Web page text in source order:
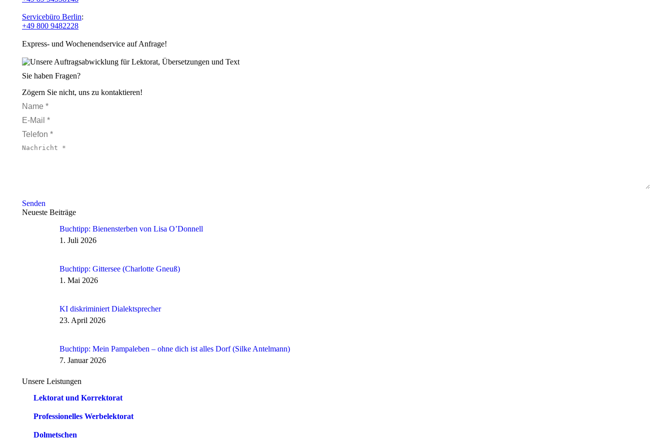
Servicebüro Berlin:
+49 800 9482228
Express- und Wochenendservice auf Anfrage!
Sie haben Fragen?
Zögern Sie nicht, uns zu kontaktieren!
Name *
E-Mail *
Telefon *
Nachricht *
Senden
Neueste Beiträge
Buchtipp: Bienensterben von Lisa O’Donnell
1. Juli 2026
Buchtipp: Gittersee (Charlotte Gneuß)
1. Mai 2026
KI diskriminiert Dialektsprecher
23. April 2026
Buchtipp: Mein Pampaleben – ohne dich ist alles Dorf (Silke Antelmann)
7. Januar 2026
Unsere Leistungen
Lektorat und Korrektorat
Professionelles Werbelektorat
Dolmetschen